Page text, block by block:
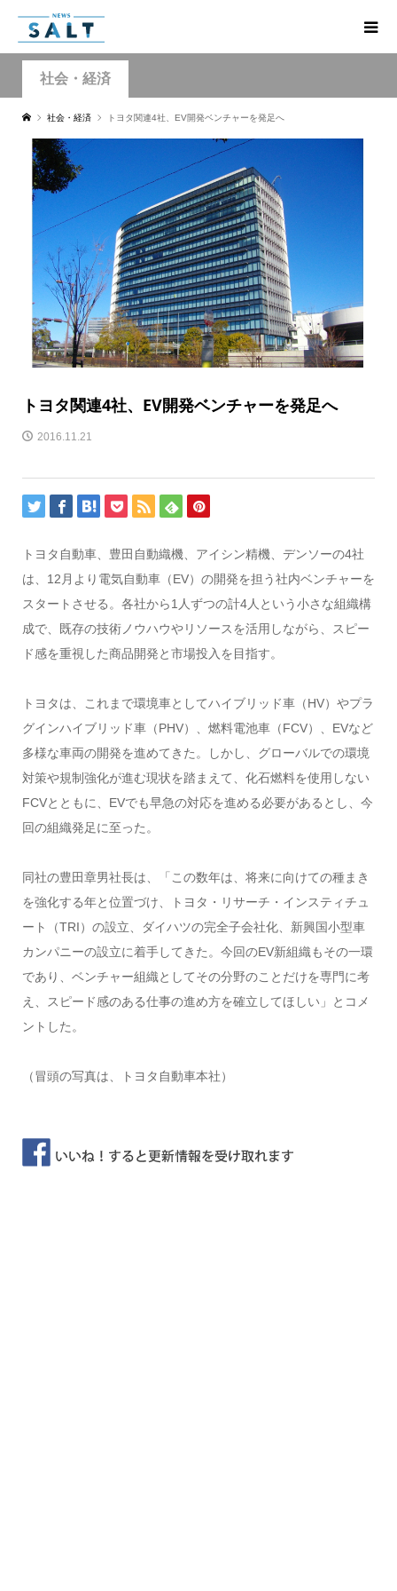
社会・経済
社会・経済 トヨタ関連4社、EV開発ベンチャーを発足へ
トヨタ関連4社、EV開発ベンチャーを発足へ
2016.11.21
トヨタ自動車、豊田自動織機、アイシン精機、デンソーの4社
は、12月より電気自動車（EV）の開発を担う社内ベンチャーを
スタートさせる。各社から1人ずつの計4人という小さな組織構
成で、既存の技術ノウハウやリソースを活用しながら、スピー
ド感を重視した商品開発と市場投入を目指す。
トヨタは、これまで環境車としてハイブリッド車（HV）やプラ
グインハイブリッド車（PHV）、燃料電池車（FCV）、EVなど
多様な車両の開発を進めてきた。しかし、グローバルでの環境
対策や規制強化が進む現状を踏まえて、化石燃料を使用しない
FCVとともに、EVでも早急の対応を進める必要があるとし、今
回の組織発足に至った。
同社の豊田章男社長は、「この数年は、将来に向けての種まき
を強化する年と位置づけ、トヨタ・リサーチ・インスティチュ
ート（TRI）の設立、ダイハツの完全子会社化、新興国小型車
カンパニーの設立に着手してきた。今回のEV新組織もその一環
であり、ベンチャー組織としてその分野のことだけを専門に考
え、スピード感のある仕事の進め方を確立してほしい」とコメ
ントした。
（冒頭の写真は、トヨタ自動車本社）